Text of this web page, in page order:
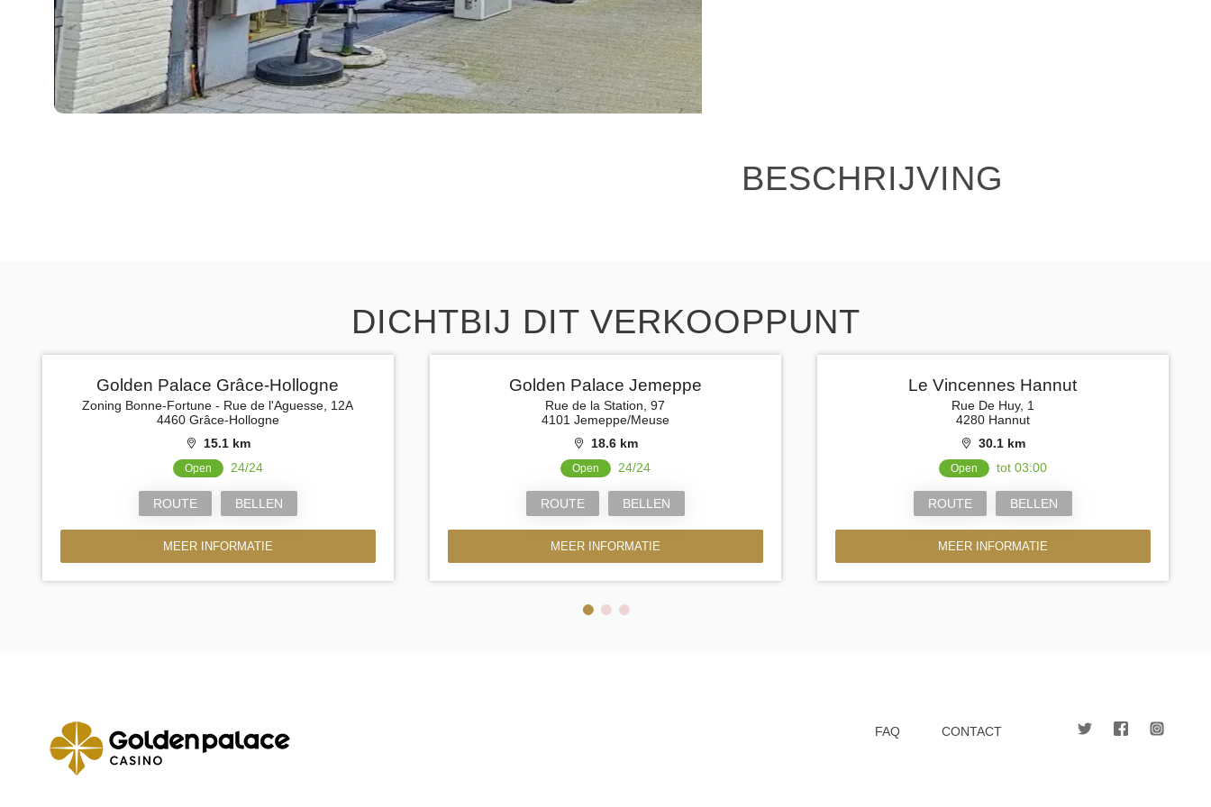
BESCHRIJVING
DICHTBIJ DIT VERKOOPPUNT
Golden Palace Grâce-Hollogne
Zoning Bonne-Fortune - Rue de l'Aguesse, 12A
4460 Grâce-Hollogne
15.1 km
Open 24/24
ROUTE BELLEN
MEER INFORMATIE
Golden Palace Jemeppe
Rue de la Station, 97
4101 Jemeppe/Meuse
18.6 km
Open 24/24
ROUTE BELLEN
MEER INFORMATIE
Le Vincennes Hannut
Rue De Huy, 1
4280 Hannut
30.1 km
Open tot 03:00
ROUTE BELLEN
MEER INFORMATIE
FAQ CONTACT